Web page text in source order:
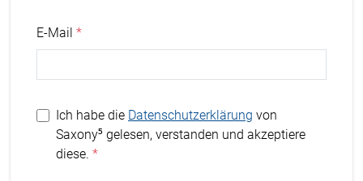
E-Mail
Ich habe die Datenschutzerklärung von
Saxony⁵ gelesen, verstanden und akzeptiere
diese.